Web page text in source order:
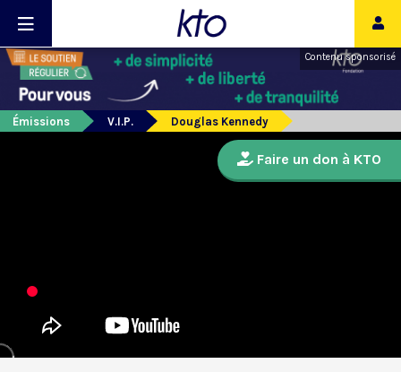
Contenu sponsorisé
Émissions V.I.P. Douglas Kennedy
Faire un don à KTO